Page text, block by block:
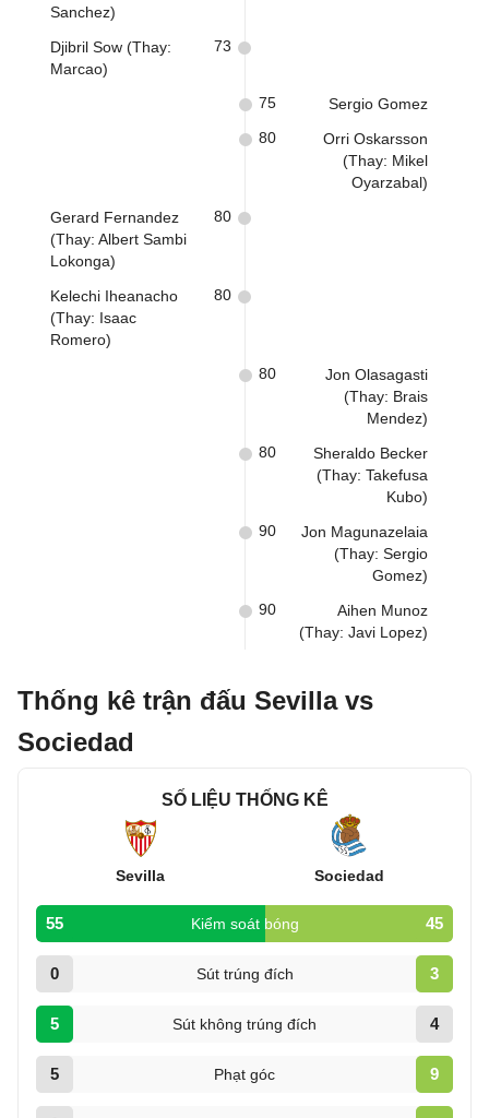
Sanchez)
Djibril Sow (Thay:
Marcao)
73
Sergio Gomez
75
Orri Oskarsson
(Thay: Mikel
Oyarzabal)
80
Gerard Fernandez
(Thay: Albert Sambi
Lokonga)
80
Kelechi Iheanacho
(Thay: Isaac
Romero)
80
Jon Olasagasti
(Thay: Brais
Mendez)
80
Sheraldo Becker
(Thay: Takefusa
Kubo)
80
Jon Magunazelaia
(Thay: Sergio
Gomez)
90
Aihen Munoz
(Thay: Javi Lopez)
90
Thống kê trận đấu Sevilla vs
Sociedad
SỐ LIỆU THỐNG KÊ
Sevilla Sociedad
55 Kiểm soát bóng 45
0 Sút trúng đích 3
5 Sút không trúng đích 4
5 Phạt góc 9